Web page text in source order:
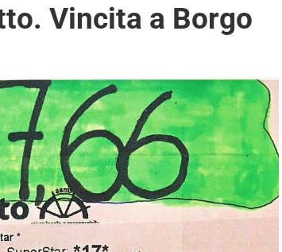
Vincita a Borgo